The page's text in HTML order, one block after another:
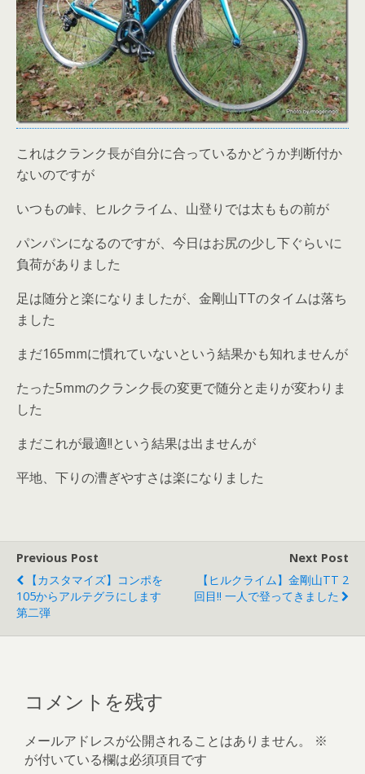
これはクランク長が自分に合っているかどうか判断付か
ないのですが
いつもの峠、ヒルクライム、山登りでは太ももの前が
パンパンになるのですが、今日はお尻の少し下ぐらいに
負荷がありました
足は随分と楽になりましたが、金剛山TTのタイムは落ち
ました
まだ165mmに慣れていないという結果かも知れませんが
たった5mmのクランク長の変更で随分と走りが変わりま
した
まだこれが最適!!という結果は出ませんが
平地、下りの漕ぎやすさは楽になりました
Previous Post
【カスタマイズ】コンポを
105からアルテグラにします
第二弾
Next Post
【ヒルクライム】金剛山TT 2
回目!! 一人で登ってきました
コメントを残す
メールアドレスが公開されることはありません。
※
が付いている欄は必須項目です